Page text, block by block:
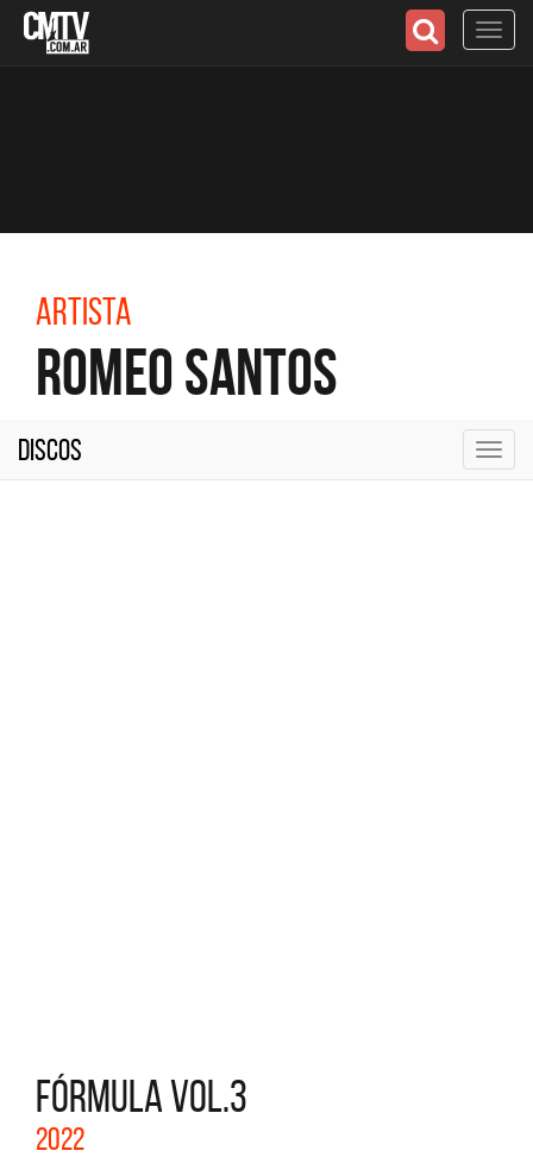
Artista
Romeo Santos
Discos
FÓRMULA VOL.3
2022